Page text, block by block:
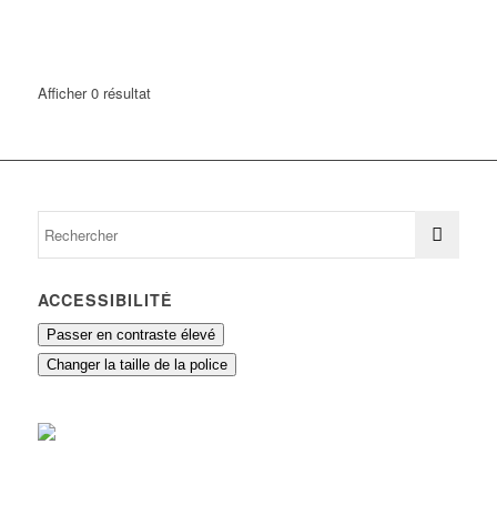
Afficher 0 résultat
ACCESSIBILITÉ
Passer en contraste élevé
Changer la taille de la police